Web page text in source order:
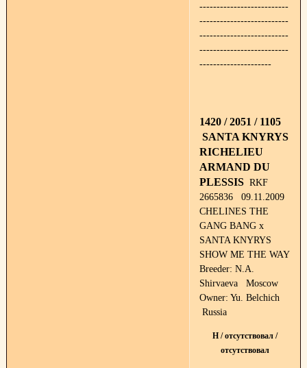
--------------------------
--------------------------
--------------------------
--------------------------
---------------------
1420 / 2051 / 1105
SANTA KNYRYS
RICHELIEU
ARMAND DU
PLESSIS RKF
2665836 09.11.2009
CHELINES THE
GANG BANG x
SANTA KNYRYS
SHOW ME THE WAY
Breeder: N.A.
Shirvaeva Moscow
Owner: Yu. Belchich
Russia
H / отсутствовал /
отсутствовал